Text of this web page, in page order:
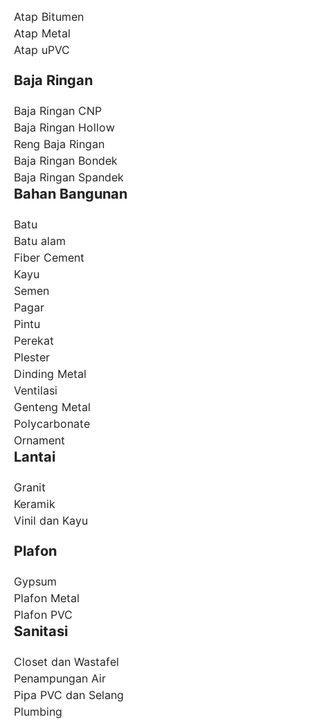
Atap Bitumen
Atap Metal
Atap uPVC
Baja Ringan
Baja Ringan CNP
Baja Ringan Hollow
Reng Baja Ringan
Baja Ringan Bondek
Baja Ringan Spandek
Bahan Bangunan
Batu
Batu alam
Fiber Cement
Kayu
Semen
Pagar
Pintu
Perekat
Plester
Dinding Metal
Ventilasi
Genteng Metal
Polycarbonate
Ornament
Lantai
Granit
Keramik
Vinil dan Kayu
Plafon
Gypsum
Plafon Metal
Plafon PVC
Sanitasi
Closet dan Wastafel
Penampungan Air
Pipa PVC dan Selang
Plumbing